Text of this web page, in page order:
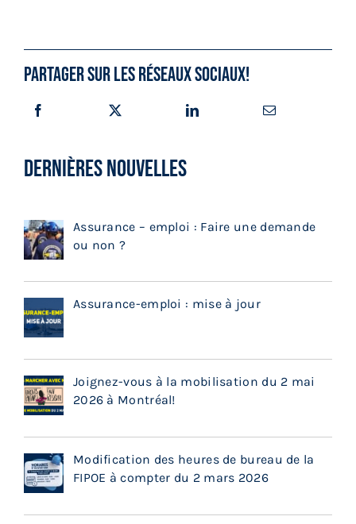
Partager sur les réseaux sociaux!
DERNIÈRES NOUVELLES
Assurance – emploi : Faire une demande
ou non ?
Assurance-emploi : mise à jour
Joignez-vous à la mobilisation du 2 mai
2026 à Montréal!
Modification des heures de bureau de la
FIPOE à compter du 2 mars 2026